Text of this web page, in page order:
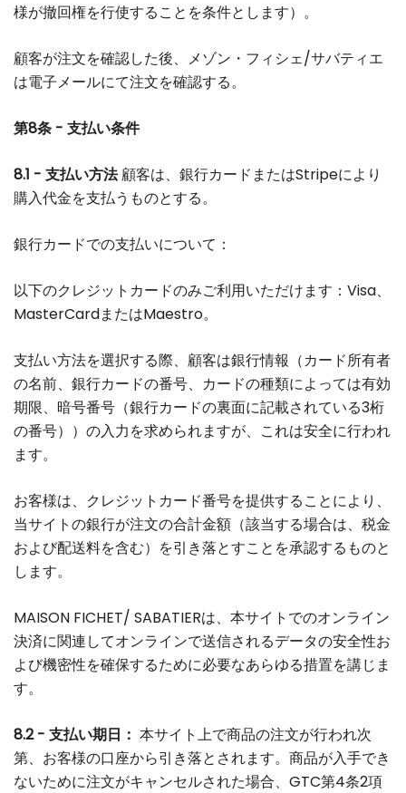
様が撤回権を行使することを条件とします）。
顧客が注文を確認した後、メゾン・フィシェ/サバティエ
は電子メールにて注文を確認する。
第8条 - 支払い条件
8.1 - 支払い方法顧客は、銀行カードまたはStripeにより
購入代金を支払うものとする。
銀行カードでの支払いについて：
以下のクレジットカードのみご利用いただけます：Visa、
MasterCardまたはMaestro。
支払い方法を選択する際、顧客は銀行情報（カード所有者
の名前、銀行カードの番号、カードの種類によっては有効
期限、暗号番号（銀行カードの裏面に記載されている3桁
の番号））の入力を求められますが、これは安全に行われ
ます。
お客様は、クレジットカード番号を提供することにより、
当サイトの銀行が注文の合計金額（該当する場合は、税金
および配送料を含む）を引き落とすことを承認するものと
します。
MAISON FICHET/ SABATIERは、本サイトでのオンライン
決済に関連してオンラインで送信されるデータの安全性お
よび機密性を確保するために必要なあらゆる措置を講じま
す。
8.2 - 支払い期日： 本サイト上で商品の注文が行われ次
第、お客様の口座から引き落とされます。商品が入手でき
ないために注文がキャンセルされた場合、GTC第4条2項